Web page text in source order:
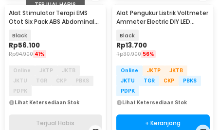
TERJUAL HABIS
Alat Stimulator Terapi EMS
Otot Six Pack ABS Abdominal
Black
Rp56.100
Rp94.900 41%
Online JKTP
JKTB
JKTU
TGR CKP
PBKS
PDPK
Lihat Ketersediaan Stok
Terjual Habis
Alat Pengukur Listrik Voltmeter
Ammeter Electric DIY LED
Black
Rp13.700
Rp30.900 56%
Online JKTP
JKTB
JKTU
TGR CKP
PBKS
PDPK
Lihat Ketersediaan Stok
+ Keranjang